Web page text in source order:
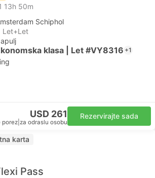
13h 50m
Schiphol
Let+Let
klasa | Let #VY8316 +1
USD 261
porez za odraslu osobu
Rezervirajte sada
karta
Pass